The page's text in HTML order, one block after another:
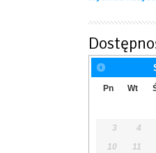
Pn Wt
3
4
10
11